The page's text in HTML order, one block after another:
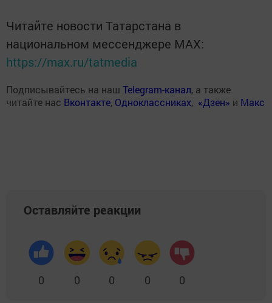
Читайте новости Татарстана в
национальном мессенджере MАХ:
https://max.ru/tatmedia
Подписывайтесь на наш Telegram-канал, а также
читайте нас Вконтакте, Одноклассниках, «Дзен» и Макс
Оставляйте реакции
0 0 0 0 0